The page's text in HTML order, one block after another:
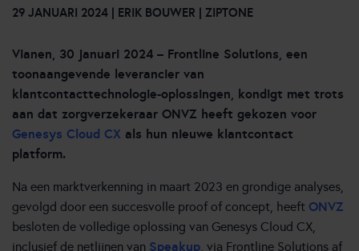
29 JANUARI 2024 | ERIK BOUWER | ZIPTONE
Vianen, 30 januari 2024 – Frontline Solutions, een
toonaangevende leverancier van
klantcontacttechnologie-oplossingen, kondigt met trots
aan dat zorgverzekeraar ONVZ heeft gekozen voor
Genesys Cloud CX als hun nieuwe klantcontact
platform.
Na een marktverkenning in maart 2023 en grondige analyses,
gevolgd door een succesvolle proof of concept, heeft ONVZ
besloten de volledige oplossing van Genesys Cloud CX,
inclusief de netlijnen van Speakup, via Frontline Solutions af